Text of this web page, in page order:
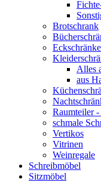
Brotschrank
Eckschränke
Alles
aus
Raumteiler -
schmale
Vertikos
Vitrinen
Weinregale
Schreibmöbel
Sitzmöbel